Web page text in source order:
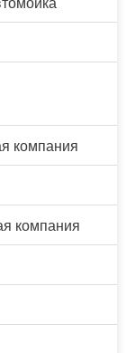
компания
компания